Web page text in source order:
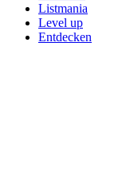
Listmania
Level up
Entdecken